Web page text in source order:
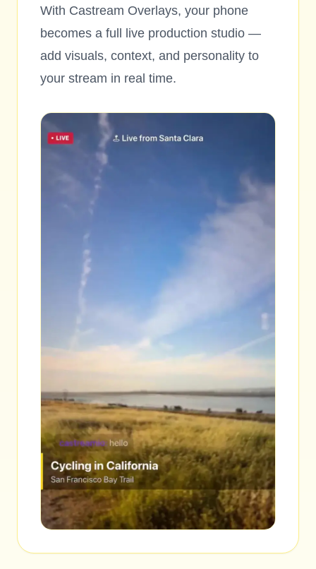
With Castream Overlays, your phone
becomes a full live production studio —
add visuals, context, and personality to
your stream in real time.